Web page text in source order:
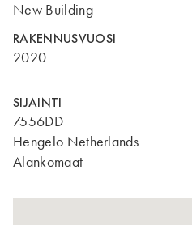
New Building
RAKENNUSVUOSI
2020
SIJAINTI
7556DD
Hengelo Netherlands
Alankomaat